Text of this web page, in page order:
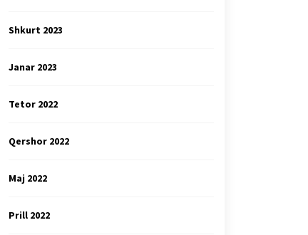
Shkurt 2023
Janar 2023
Tetor 2022
Qershor 2022
Maj 2022
Prill 2022